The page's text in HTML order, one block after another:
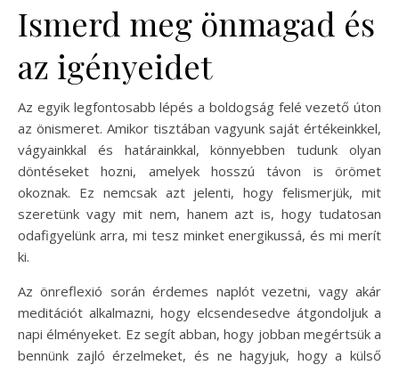
Ismerd meg önmagad és
az igényeidet
Az egyik legfontosabb lépés a boldogság felé vezető úton
az önismeret. Amikor tisztában vagyunk saját értékeinkkel,
vágyainkkal és határainkkal, könnyebben tudunk olyan
döntéseket hozni, amelyek hosszú távon is örömet
okoznak. Ez nemcsak azt jelenti, hogy felismerjük, mit
szeretünk vagy mit nem, hanem azt is, hogy tudatosan
odafigyelünk arra, mi tesz minket energikussá, és mi merít
ki.
Az önreflexió során érdemes naplót vezetni, vagy akár
meditációt alkalmazni, hogy elcsendesedve átgondoljuk a
napi élményeket. Ez segít abban, hogy jobban megértsük a
bennünk zajló érzelmeket, és ne hagyjuk, hogy a külső